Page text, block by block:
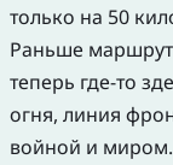
только на 50
Раньше
теперь где-то
огня, линия
войной и